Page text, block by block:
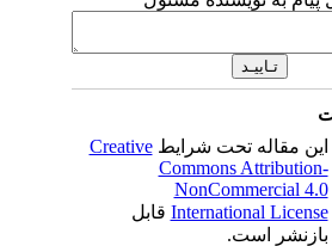
این مقاله تحت شرایطCreative
Commons
NonCommercial
Internationalقابل
بازنشر است.